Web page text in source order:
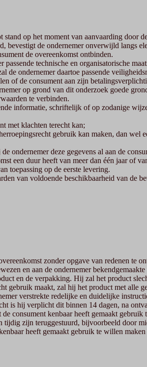
op het moment van aanvaarding door
bevestigt de ondernemer onverwijld langs
de overeenkomst ontbinden.
technische en organisatorische
ondernemer daartoe passende
of de consument aan zijn
op grond van dit onderzoek goede
te verbinden.
informatie, schriftelijk of op zodanige
met klachten terecht kan;
gebruik kan maken, dan
ondernemer deze gegevens al aan de
een duur heeft van meer dan één jaar of
toepassing op de eerste levering.
van voldoende beschikbaarheid van de
zonder opgave van redenen te
en aan de ondernemer
en de verpakking. Hij zal het product
gebruik maakt, zal hij het product met alle
verstrekte redelijke en duidelijke
is hij verplicht dit binnen 14 dagen, na
consument kenbaar heeft gemaakt
tijdig zijn teruggestuurd, bijvoorbeeld door
heeft gemaakt gebruik te willen